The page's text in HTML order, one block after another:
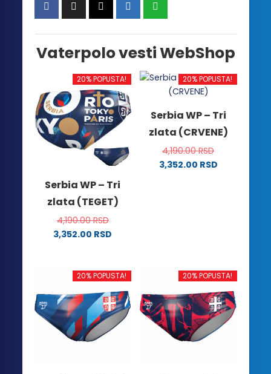
Vaterpolo vesti WebShop
20% POPUSTA!
Serbia WP – Tri
zlata (TEGET)
4,190.00RSD
3,352.00 RSD
ima
varijanti.
Opcije
mogu
biti
20% POPUSTA!
Serbia WP – Tri
zlata (CRVENE)
4,190.00RSD
3,352.00 RSD
biti
izabrane
na
stranici
proizvoda.
20% POPUSTA! 20% POPUSTA!